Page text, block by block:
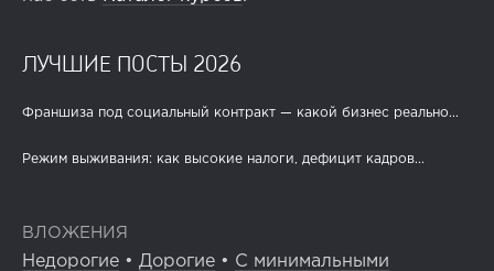
ЛУЧШИЕ ПОСТЫ 2026
Франшиза под социальный контракт — какой бизнес реально...
Режим выживания: как высокие налоги, дефицит кадров...
ВЛОЖЕНИЯ
Недорогие • Дорогие • С минимальными